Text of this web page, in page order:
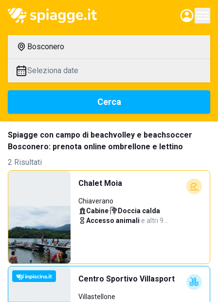
Bosconero
Seleziona date
Cerca
Spiagge con campo di beachvolley e beachsoccer
Bosconero: prenota online ombrellone e lettino
2 Risultati
Chalet Moia
Chiaverano
Cabine· Doccia calda·
Accesso animali·e altri 9…
Centro Sportivo Villasport
Villastellone